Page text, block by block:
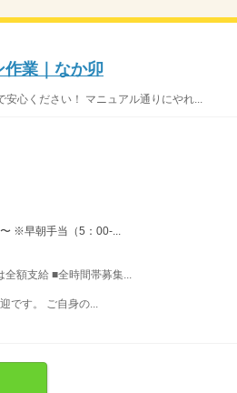
業｜なか卯
心ください！ マニュアル通りにやれ...
※早朝手当（5：00-...
額支給 ■全時間帯募集...
です。 ご自身の...